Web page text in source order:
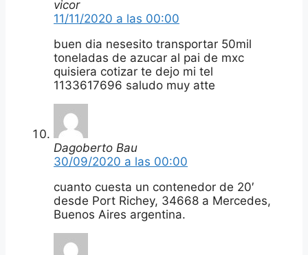
vicor
11/11/2020 a las 00:00
buen dia nesesito transportar 50mil
toneladas de azucar al pai de mxc
quisiera cotizar te dejo mi tel
1133617696 saludo muy atte
Dagoberto Bau
30/09/2020 a las 00:00
cuanto cuesta un contenedor de 20′
desde Port Richey, 34668 a Mercedes,
Buenos Aires argentina.